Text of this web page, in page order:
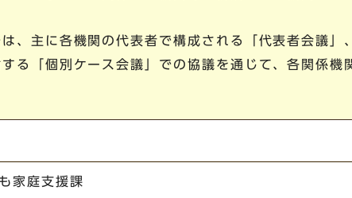
、主に各機関の代表者で構成される「代表者会議
る「個別ケース会議」での協議を通じて、各関係
家庭支援課